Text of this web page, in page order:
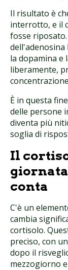
Il risultato è
interrotto, e il
fosse
la dopamina e
liberamente,
È in questa
delle persone
diventa più
soglia di
Il
conta
C'è un
cambia
cortisolo.
preciso, con
dopo il
mezzogiorno